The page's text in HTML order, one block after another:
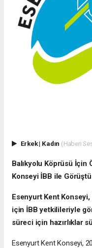
Erkek| Kadın (Haberi
Balıkyolu Köprüsü İçin
Konseyi İBB ile Görüştü
Esenyurt Kent
için İBB yetkilileriyle
süreci için hazırlıklar
Esenyurt Kent Konseyi,